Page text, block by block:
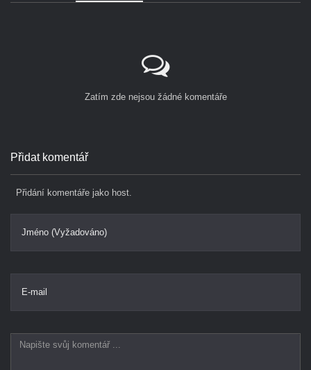
Zatím zde nejsou žádné komentáře
Přidat komentář
Přidání komentáře jako host.
Jméno (Vyžadováno)
E-mail